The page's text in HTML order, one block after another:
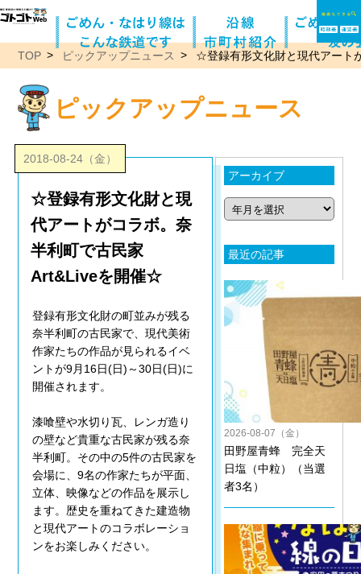
TOP ピックアップニュース ☆登録有形文化財と現代アート
ピックアップニュース
2018-08-24（金）
☆登録有形文化財と現
代アートがコラボ。奈
半利町で古民家
Art&Liveを開催☆
登録有形文化財の町並みが残る
奈半利町の古民家で、現代美術
作家たちの作品が見られるイベ
ントが9月16日(日)～30日(日)に
開催されます。
漆喰壁や水切り瓦、レンガ造り
の壁など貴重な古民家が残る奈
半利町。その中の5件の古民家を
会場に、9名の作家たちが平面、
立体、映像などの作品を展示し
ます。歴史を重ねてきた建造物
と現代アートのコラボレーショ
ンをお楽しみください。
アーカイブ
最近の記事
2026-08-07（金）
田野屋青蜂 完全天
日塩（中粒）（当選
者3名）